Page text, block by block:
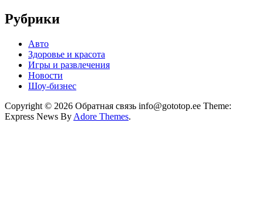
Рубрики
Авто
Здоровье и красота
Игры и развлечения
Новости
Шоу-бизнес
Copyright © 2026 Обратная связь info@gototop.ee Theme:
Express News By Adore Themes.